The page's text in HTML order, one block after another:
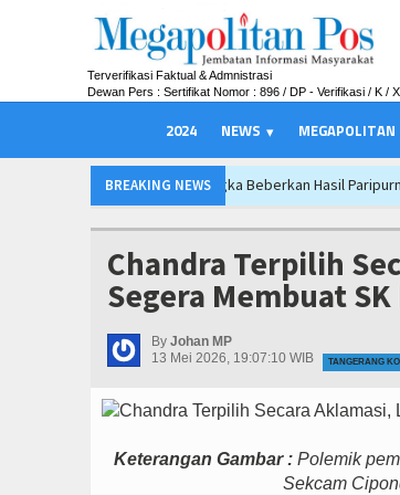
Terverifikasi Faktual & Admnistrasi
Dewan Pers : Sertifikat Nomor : 896 / DP - Verifikasi / K /
2024 NEWS MEGAPOLITAN
BREAKING NEWS
Beberkan Hasil Paripurna APBD 2026, Dana Tetap Aman
Paripurna APBD Majalengka, Bupati Beri Penjelasan
Ribuan Bobotoh, Nobar Final Persib di Majalengka
Jadi Mesin Pertumbuhan, Cafe dan Gerai Produk Hilir
Ajak Ribuan Bobotoh Doakan Persib Juara Piala Presiden
Ciherang di Cakung, Urban Farming Bali Lestari Hasilkan
Chandra Terpilih
Segera Membuat SK
By Johan MP
13 Mei 2026, 19:07:10 WIB
TANGERANG
Keterangan Gambar : Polemik
Sekcam